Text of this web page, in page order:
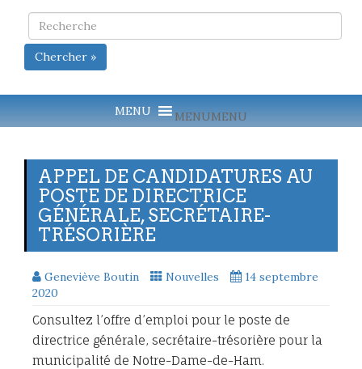
Chercher »
MENUMENU
APPEL DE CANDIDATURES AU
POSTE DE DIRECTRICE
GÉNÉRALE, SECRÉTAIRE-
TRÉSORIÈRE
Geneviève Boutin Nouvelles
14 septembre
2020
Consultez l’offre d’emploi pour le poste de
directrice générale, secrétaire-trésorière pour la
municipalité de Notre-Dame-de-Ham.